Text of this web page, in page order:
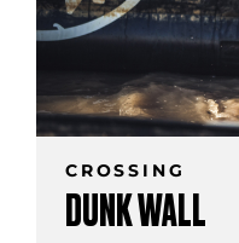
CROSSING
DUNK WALL